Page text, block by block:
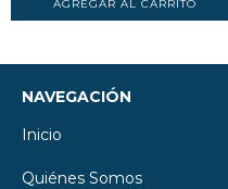
NAVEGACIÓN
Inicio
Quiénes Somos